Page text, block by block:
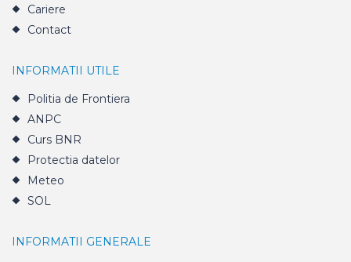
Cariere
Contact
INFORMATII UTILE
Politia de Frontiera
ANPC
Curs BNR
Protectia datelor
Meteo
SOL
INFORMATII GENERALE